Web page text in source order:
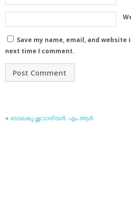
Save my name, email, and
next time I comment.
« ബാലകൃഷ്ണവാരിയര്‍. എം.ആര്‍.